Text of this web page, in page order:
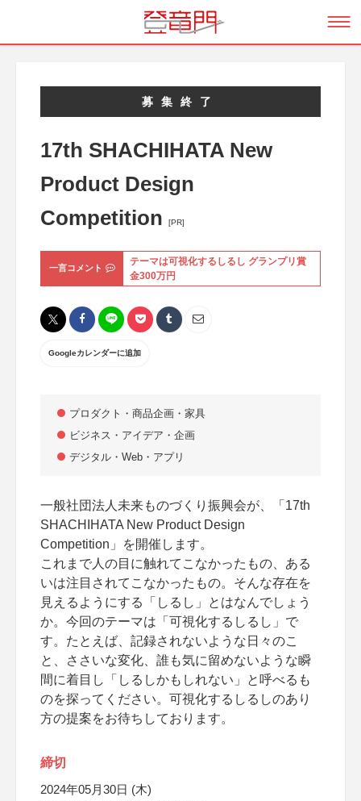
募集終了
17th SHACHIHATA New
Product Design
Competition
[PR]
一言コメント
テーマは可視化するしるし グランプリ賞
金300万円
Googleカレンダーに追加
プロダクト・商品企画・家具
ビジネス・アイデア・企画
デジタル・Web・アプリ
一般社団法人未来ものづくり振興会が、「17th
SHACHIHATA New Product Design
Competition」を開催します。
これまで人の目に触れてこなかったもの、ある
いは注目されてこなかったもの。そんな存在を
見えるようにする「しるし」とはなんでしょう
か。今回のテーマは「可視化するしるし」で
す。たとえば、記録されないような日々のこ
と、ささいな変化、誰も気に留めないような瞬
間に着目し「しるしかもしれない」と呼べるも
のを探ってください。可視化するしるしのあり
方の提案をお待ちしております。
締切
2024年05月30日 (木)